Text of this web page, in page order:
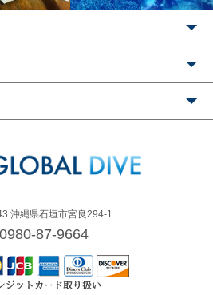
沖縄県石垣市宮良294-1
87-9664